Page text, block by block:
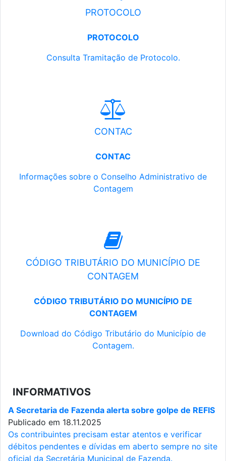
PROTOCOLO
PROTOCOLO
Consulta Tramitação de Protocolo.
CONTAC
CONTAC
Informações sobre o Conselho Administrativo de
Contagem
CÓDIGO TRIBUTÁRIO DO MUNICÍPIO DE
CONTAGEM
CÓDIGO TRIBUTÁRIO DO MUNICÍPIO DE
CONTAGEM
Download do Código Tributário do Município de
Contagem.
INFORMATIVOS
A Secretaria de Fazenda alerta sobre golpe de REFIS
Publicado em 18.11.2025
Os contribuintes precisam estar atentos e verificar
débitos pendentes e dívidas em aberto sempre no site
oficial da Secretária Municipal de Fazenda.